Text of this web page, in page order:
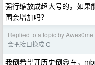
强行缩放成超大号的，如果
围会增加吗？
Replied to a topic by Awes0me
会把接口换成 C
我倒希望开历史倒😢车，